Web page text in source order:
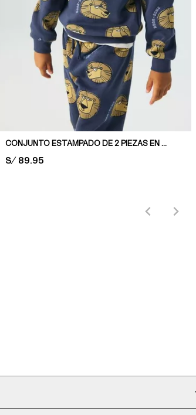
CONJUNTO ESTAMPADO DE 2 PIEZAS EN TEJIDO POLERA
PRICE:
S/ 89.95